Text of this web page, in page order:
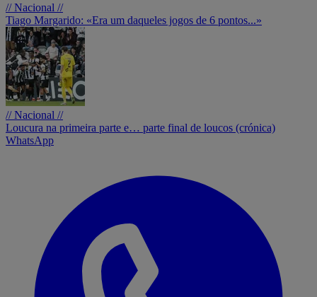
// Nacional //
Tiago Margarido: «Era um daqueles jogos de 6 pontos...»
// Nacional //
Loucura na primeira parte e… parte final de loucos (crónica)
WhatsApp